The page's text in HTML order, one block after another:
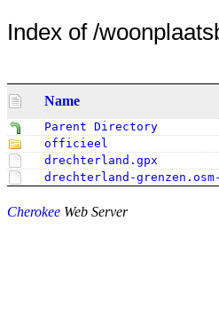
Index of /
Name
Parent Directory
officieel
drechterland.gpx
drechterland-
Cherokee Web Server